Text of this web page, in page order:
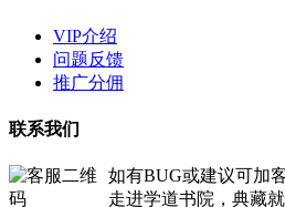
VIP介绍
问题反馈
推广分佣
联系我们
如有BUG或建议可加
走进学道书院，典藏